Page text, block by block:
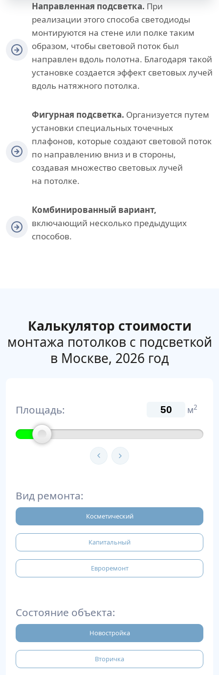
Направленная подсветка. При
реализации этого способа светодиоды
монтируются на стене или полке таким
образом, чтобы световой поток был
направлен вдоль полотна. Благодаря такой
установке создается эффект световых лучей
вдоль натяжного потолка.
Фигурная подсветка. Организуется путем
установки специальных точечных
плафонов, которые создают световой поток
по направлению вниз и в стороны,
создавая множество световых лучей
на потолке.
Комбинированный вариант,
включающий несколько предыдущих
способов.
Калькулятор стоимости
монтажа потолков с подсветкой
в Москве, 2026 год
Площадь: м2
Вид ремонта:
Косметический
Капитальный
Евроремонт
Состояние объекта:
Новостройка
Вторичка